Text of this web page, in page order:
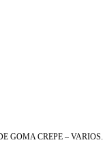
GOMA CREPE – VARIOS.